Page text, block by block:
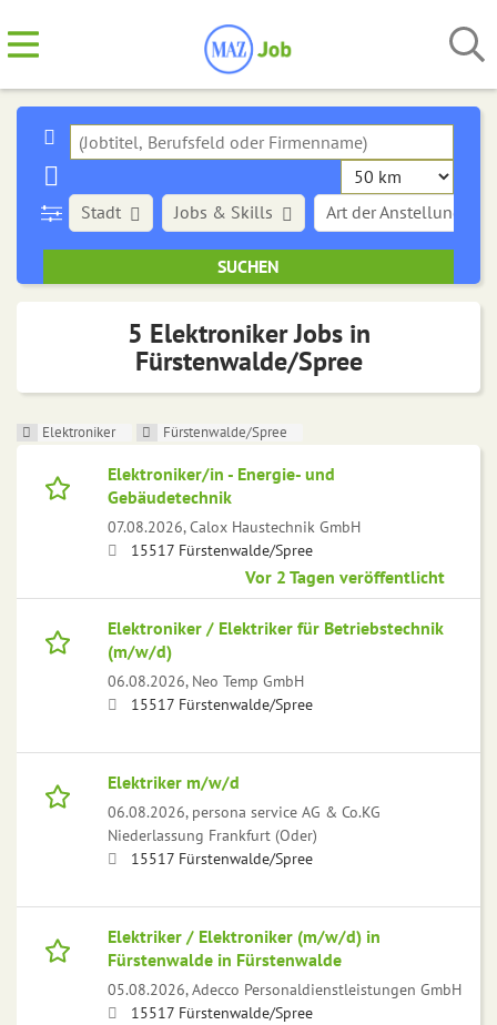
Stadt Art der Anstellung
Jobs & Skills
5 Elektroniker Jobs in
Fürstenwalde/Spree
Elektroniker Fürstenwalde/Spree
Elektroniker/in - Energie- und
Gebäudetechnik
07.08.2026,Calox Haustechnik GmbH
15517 Fürstenwalde/Spree
Vor 2 Tagen veröffentlicht
Elektroniker / Elektriker für Betriebstechnik
(m/w/d)
06.08.2026, Neo Temp GmbH
15517 Fürstenwalde/Spree
Elektriker m/w/d
06.08.2026, persona service AG & Co.KG
Niederlassung Frankfurt (Oder)
15517 Fürstenwalde/Spree
Elektriker / Elektroniker (m/w/d) in
Fürstenwalde in Fürstenwalde
05.08.2026,Adecco Personaldienstleistungen GmbH
15517 Fürstenwalde/Spree